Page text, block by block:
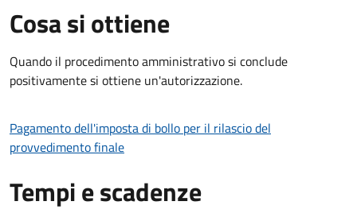
Cosa si ottiene
Quando il procedimento amministrativo si conclude
positivamente si ottiene un'autorizzazione.
Pagamento dell'imposta di bollo per il rilascio del
provvedimento finale
Tempi e scadenze